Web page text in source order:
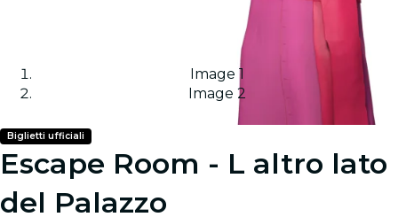
Image 1
Image 2
Biglietti ufficiali
Escape Room - L altro lato
del Palazzo